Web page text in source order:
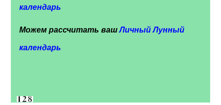
календарь
Можем рассчитать вашЛичный Лунный
календарь